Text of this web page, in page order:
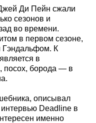
Ди Пейн сжали
сезонов и
во времени.
в первом сезоне,
Гэндальфом. К
в
посох, борода — в
описывал
интервью Deadline в
именно